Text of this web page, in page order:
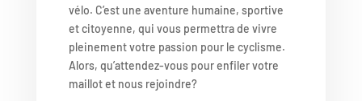
vélo. C’est une aventure humaine, sportive
et citoyenne, qui vous permettra de vivre
pleinement votre passion pour le cyclisme.
Alors, qu’attendez-vous pour enfiler votre
maillot et nous rejoindre?